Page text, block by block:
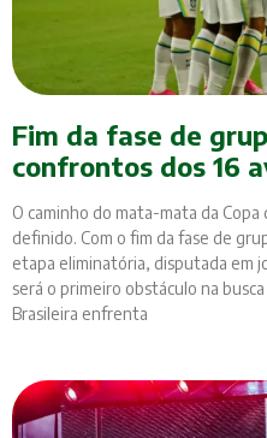
Fim da fase de
confrontos dos 16
O caminho do mata-mata da
definido. Com o fim da fase de
etapa eliminatória, disputada em
será o primeiro obstáculo na
Brasileira enfrenta